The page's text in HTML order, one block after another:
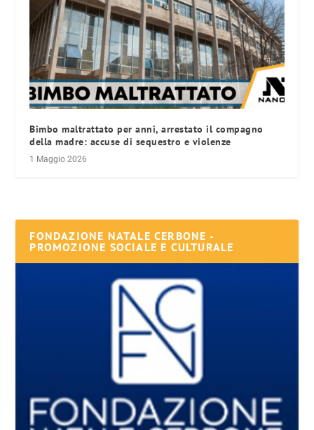
Bimbo maltrattato per anni, arrestato il compagno
della madre: accuse di sequestro e violenze
1 Maggio 2026
FONDAZIONE NATALE CERBONE -
PROMOZIONE SOCIALE E CULTURALE